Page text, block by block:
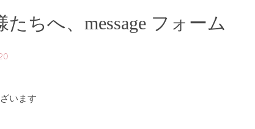
たちへ、message フォーム
います